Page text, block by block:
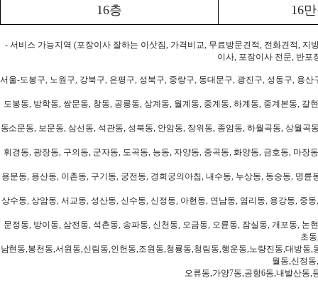
16층 16
- 서비스 가능지역 (포장이사 잘하는 이삿짐, 가격비교, 무료방문견적, 전화견적,
이사, 포장이사 전문, 반포
서울-도봉구, 노원구, 강북구, 은평구, 성북구, 중랑구, 동대문구, 광진구, 성동구, 용
도봉동, 방학동, 쌍문동, 창동, 공릉동, 상계동, 월계동, 중계동, 하계동, 중계본동,
동소문동, 보문동, 삼선동, 석관동, 성북동, 안암동, 장위동, 종암동, 하월곡동, 상월
휘경동, 광장동, 구의동, 군자동, 도곡동, 능동, 자양동, 중곡동, 화양동, 금호동, 마
용문동, 용산동, 이촌동, 구기동, 궁전동, 경희궁의아침, 내수동, 누상동, 동숭동, 명
상수동, 상암동, 서교동, 성산동, 신수동, 신정동, 아현동, 연남동, 염리동, 용강동, 중
문정동, 방이동, 삼전동, 석촌동, 송파동, 신천동, 오금동, 오륜동, 잠실동, 개포동,
초
남현동,봉천동,서원동,신림동,인헌동,조원동,청룡동,청림동,행운동,노량진동,대방
월동,신정
오류동,가양7동,공항6동,내발산동,